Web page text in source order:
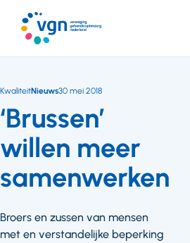
naar
hoofdinhoud
‘Brussen’
willen meer
samenwerken
KwaliteitNieuws30 mei 2018
Broers en zussen van mensen
met en verstandelijke beperking